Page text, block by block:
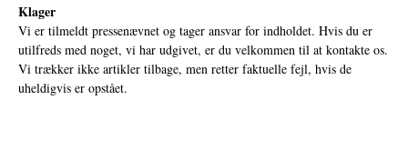
Klager
Vi er tilmeldt pressenævnet og tager ansvar for indholdet. Hvis du er
utilfreds med noget, vi har udgivet, er du velkommen til at kontakte os.
Vi trækker ikke artikler tilbage, men retter faktuelle fejl, hvis de
uheldigvis er opstået.